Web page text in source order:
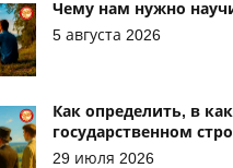
Чему нам нужно
5 августа 2026
Как определить, в
государственном
29 июля 2026